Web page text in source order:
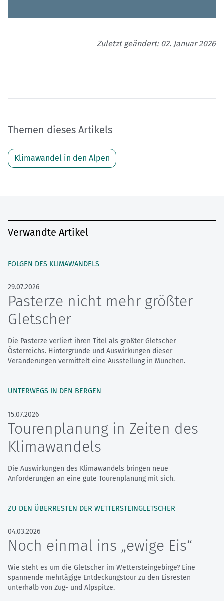
Zuletzt geändert: 02. Januar 2026
Themen dieses Artikels
Klimawandel in den Alpen
Verwandte Artikel
FOLGEN DES KLIMAWANDELS
29.07.2026
Pasterze nicht mehr größter
Gletscher
Die Pasterze verliert ihren Titel als größter Gletscher
Österreichs. Hintergründe und Auswirkungen dieser
Veränderungen vermittelt eine Ausstellung in München.
UNTERWEGS IN DEN BERGEN
15.07.2026
Tourenplanung in Zeiten des
Klimawandels
Die Auswirkungen des Klimawandels bringen neue
Anforderungen an eine gute Tourenplanung mit sich.
ZU DEN ÜBERRESTEN DER WETTERSTEINGLETSCHER
04.03.2026
Noch einmal ins „ewige Eis“
Wie steht es um die Gletscher im Wettersteingebirge? Eine
spannende mehrtägige Entdeckungstour zu den Eisresten
unterhalb von Zug- und Alpspitze.